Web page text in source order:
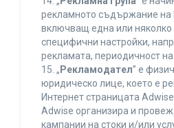
рекламното съдържание на
включващ една или няколко
специфични настройки,
рекламата, периодичност
15. „ Рекламодател” е
юридическо лице, което е
Интернет страницата
Adwise организира и
кампании на стоки и/или